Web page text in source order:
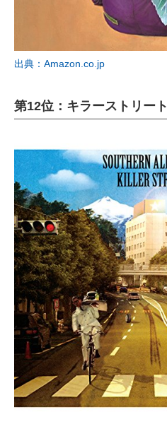
出典：Amazon.co.jp
第12位：キラーストリート